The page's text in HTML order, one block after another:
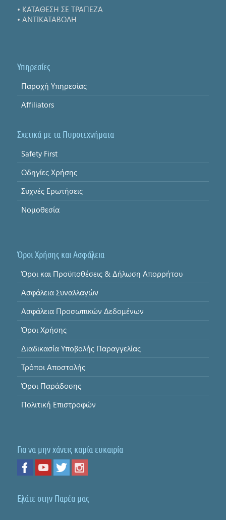
• ΚΑΤΑΘΕΣΗ ΣΕ ΤΡΑΠΕΖΑ
• ΑΝΤΙΚΑΤΑΒΟΛΗ
Υπηρεσίες
Παροχή Υπηρεσίας
Affiliators
Σχετικά με τα Πυροτεχνήματα
Safety First
Οδηγίες Χρήσης
Συχνές Ερωτήσεις
Νομοθεσία
Όροι Χρήσης και Ασφάλεια
Όροι και Προϋποθέσεις & Δήλωση Απορρήτου
Ασφάλεια Συναλλαγών
Ασφάλεια Προσωπικών Δεδομένων
Όροι Χρήσης
Διαδικασία Υποβολής Παραγγελίας
Τρόποι Αποστολής
Όροι Παράδοσης
Πολιτική Επιστροφών
Για να μην χάνεις καμία ευκαιρία
Ελάτε στην Παρέα μας